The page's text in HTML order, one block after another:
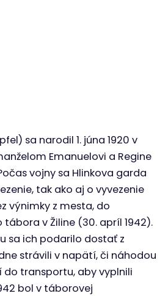
sa narodil 1. júna 1920 v
Emanuelovi a Regine
vojny sa Hlinkova garda
tak ako aj o vyvezenie
výnimky z mesta, do
v Žiline (30. apríl 1942).
sa ich podarilo dostať z
strávili v napätí, či náhodou
transportu, aby vyplnili
bol v táborovej